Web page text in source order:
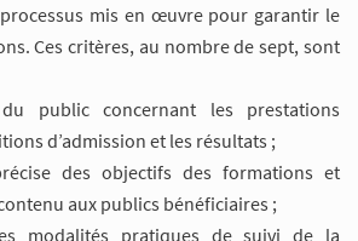
mis en œuvre pour garantir le
Ces critères, au nombre de sept, sont
public concernant les prestations
d’admission et les résultats ;
des objectifs des formations et
aux publics bénéficiaires ;
modalités pratiques de suivi de la